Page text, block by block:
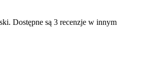
Dostępne są 3 recenzje w innym